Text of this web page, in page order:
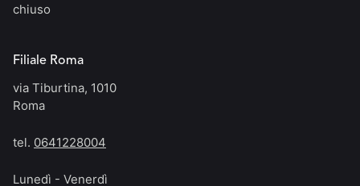
chiuso
Filiale Roma
via Tiburtina, 1010
Roma
tel. 0641228004
Lunedì - Venerdì